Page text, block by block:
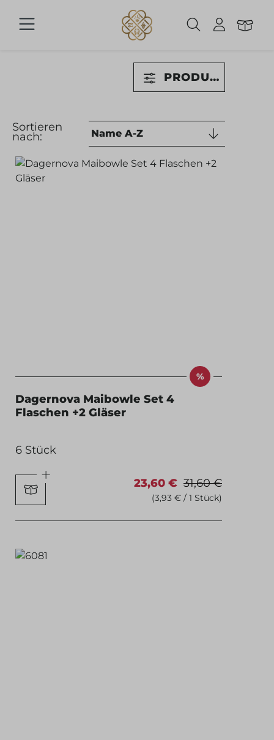
Zum Hauptinhalt springen
PRODUKTE
Sortieren
nach:
%
Dagernova Maibowle Set 4
Flaschen +2 Gläser
6 Stück
23,60 € 31,60 €
(3,93 € / 1 Stück)